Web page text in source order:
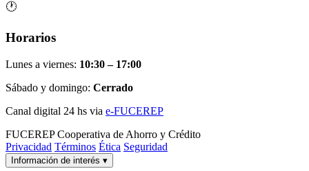
🕐
Horarios
Lunes a viernes: 10:30 – 17:00
Sábado y domingo: Cerrado
Canal digital 24 hs via e-FUCEREP
FUCEREP Cooperativa de Ahorro y Crédito
Privacidad Términos Ética Seguridad
Información de interés ▾